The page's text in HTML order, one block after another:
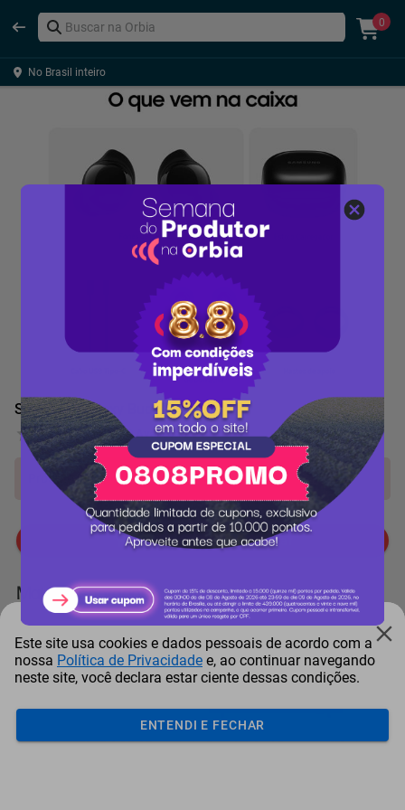
0
No Brasil inteiro
Samsung Galaxy Buds Core Preto
0 Avaliação
Produto indisponível!
Me avise quando chegar
Mais Resgatados
Antena Starlink Mini De
Smart Tv Led Samsung 43"
Este site usa cookies e dados pessoais de acordo com a
nossa Política de Privacidade e, ao continuar navegando
neste site, você declara estar ciente dessas condições.
ENTENDI E FECHAR